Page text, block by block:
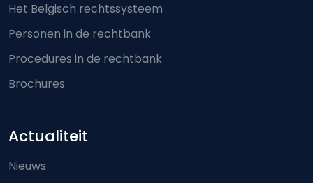
Het Belgisch rechtssysteem
Personen in de rechtbank
Procedures in de rechtbank
Brochures
Actualiteit
Nieuws